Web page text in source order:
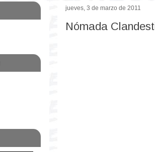
jueves, 3 de marzo de 2011
Nómada